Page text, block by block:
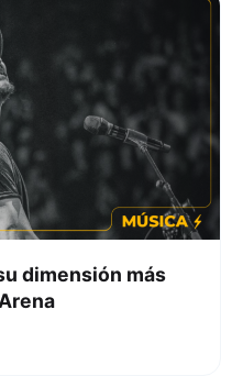
dimensión más